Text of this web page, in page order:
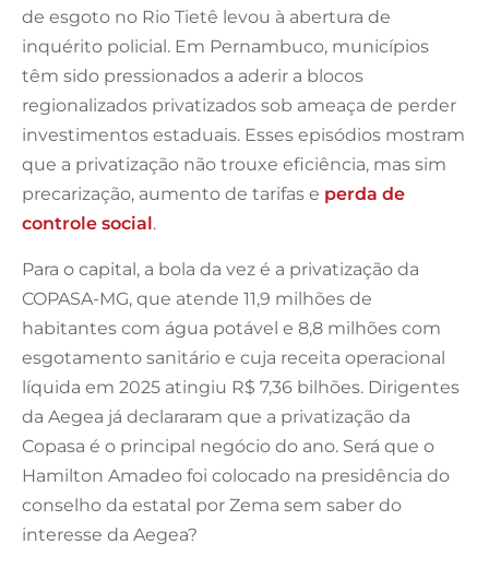
de esgoto no Rio Tietê levou à abertura de
inquérito policial. Em Pernambuco, municípios
têm sido pressionados a aderir a blocos
regionalizados privatizados sob ameaça de perder
investimentos estaduais. Esses episódios mostram
que a privatização não trouxe eficiência, mas sim
precarização, aumento de tarifas e perda de
controle social.
Para o capital, a bola da vez é a privatização da
COPASA-MG, que atende 11,9 milhões de
habitantes com água potável e 8,8 milhões com
esgotamento sanitário e cuja receita operacional
líquida em 2025 atingiu R$ 7,36 bilhões. Dirigentes
da Aegea já declararam que a privatização da
Copasa é o principal negócio do ano. Será que o
Hamilton Amadeo foi colocado na presidência do
conselho da estatal por Zema sem saber do
interesse da Aegea?